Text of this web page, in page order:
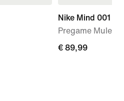
Nike Mind 001
Pregame Mules
€ 89,99
€ 89,99